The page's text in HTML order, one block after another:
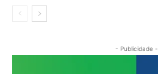
- Publicidade -